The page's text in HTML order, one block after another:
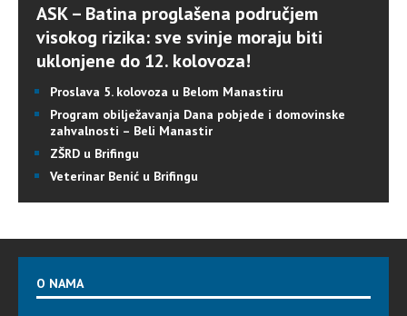
ASK – Batina proglašena područjem
visokog rizika: sve svinje moraju biti
uklonjene do 12. kolovoza!
Proslava 5. kolovoza u Belom Manastiru
Program obilježavanja Dana pobjede i domovinske
zahvalnosti – Beli Manastir
ZŠRD u Brifingu
Veterinar Benić u Brifingu
O NAMA